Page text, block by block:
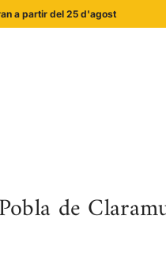
a partir del 25 d'agost
de